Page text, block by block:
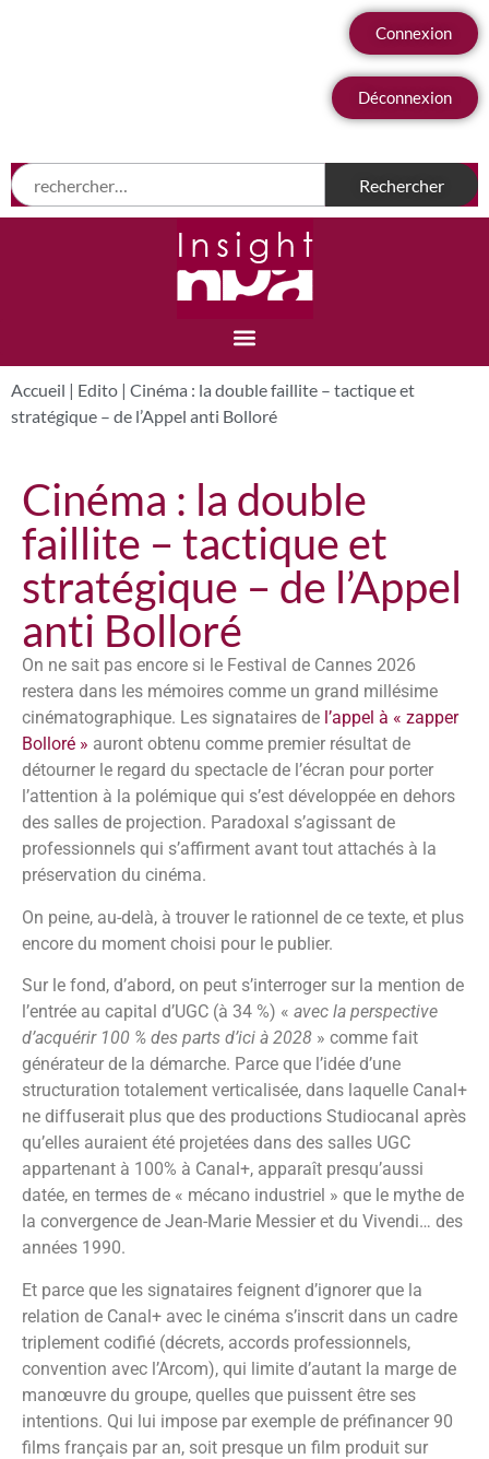
Connexion
Déconnexion
Accueil | Edito | Cinéma : la double faillite – tactique et
stratégique – de l’Appel anti Bolloré
Cinéma : la double
faillite – tactique et
stratégique – de l’Appel
anti Bolloré
On ne sait pas encore si le Festival de Cannes 2026
restera dans les mémoires comme un grand millésime
cinématographique. Les signataires de l’appel à « zapper
Bolloré » auront obtenu comme premier résultat de
détourner le regard du spectacle de l’écran pour porter
l’attention à la polémique qui s’est développée en dehors
des salles de projection. Paradoxal s’agissant de
professionnels qui s’affirment avant tout attachés à la
préservation du cinéma.
On peine, au-delà, à trouver le rationnel de ce texte, et plus
encore du moment choisi pour le publier.
Sur le fond, d’abord, on peut s’interroger sur la mention de
l’entrée au capital d’UGC (à 34 %) « avec la perspective
d’acquérir 100 % des parts d’ici à 2028 » comme fait
générateur de la démarche. Parce que l’idée d’une
structuration totalement verticalisée, dans laquelle Canal+
ne diffuserait plus que des productions Studiocanal après
qu’elles auraient été projetées dans des salles UGC
appartenant à 100% à Canal+, apparaît presqu’aussi
datée, en termes de « mécano industriel » que le mythe de
la convergence de Jean-Marie Messier et du Vivendi… des
années 1990.
Et parce que les signataires feignent d’ignorer que la
relation de Canal+ avec le cinéma s’inscrit dans un cadre
triplement codifié (décrets, accords professionnels,
convention avec l’Arcom), qui limite d’autant la marge de
manœuvre du groupe, quelles que puissent être ses
intentions. Qui lui impose par exemple de préfinancer 90
films français par an, soit presque un film produit sur